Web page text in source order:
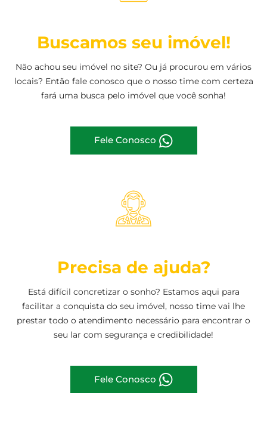
Buscamos seu imóvel!
Não achou seu imóvel no site? Ou já procurou em vários
locais? Então fale conosco que o nosso time com certeza
fará uma busca pelo imóvel que você sonha!
Fele Conosco
Precisa de ajuda?
Está difícil concretizar o sonho? Estamos aqui para
facilitar a conquista do seu imóvel, nosso time vai lhe
prestar todo o atendimento necessário para encontrar o
seu lar com segurança e credibilidade!
Fele Conosco